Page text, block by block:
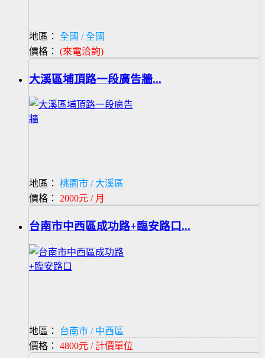
地區：
全國 / 全國
價格： (來電洽詢)
大溪區埔頂路一段廣告牆...
地區：
桃園市 / 大溪區
價格： 2000元 / 月
台南市中西區成功路+臨安路口...
地區：
台南市 / 中西區
價格： 4800元 / 計價單位